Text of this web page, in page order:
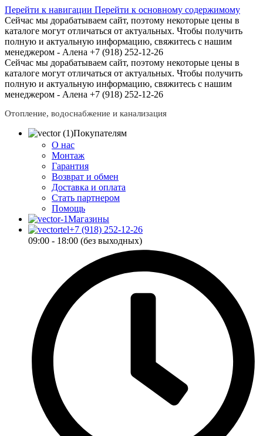
Перейти к навигации Перейти к основному содержимому
Сейчас мы дорабатываем сайт, поэтому некоторые цены в
каталоге могут отличаться от актуальных. Чтобы получить
полную и актуальную информацию, свяжитесь с нашим
менеджером - Алена +7 (918) 252-12-26
Сейчас мы дорабатываем сайт, поэтому некоторые цены в
каталоге могут отличаться от актуальных. Чтобы получить
полную и актуальную информацию, свяжитесь с нашим
менеджером - Алена +7 (918) 252-12-26
Отопление, водоснабжение и канализация
Покупателям
О нас
Монтаж
Гарантия
Возврат и обмен
Доставка и оплата
Стать партнером
Помощь
Магазины
+7 (918) 252-12-26
09:00 - 18:00 (без выходных)